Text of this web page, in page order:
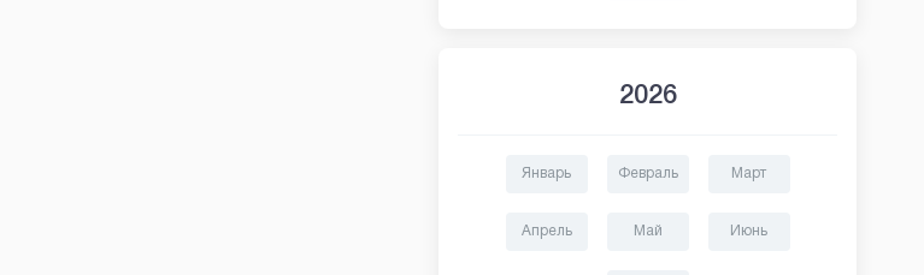
2026
Январь Февраль Март
Апрель Май Июнь